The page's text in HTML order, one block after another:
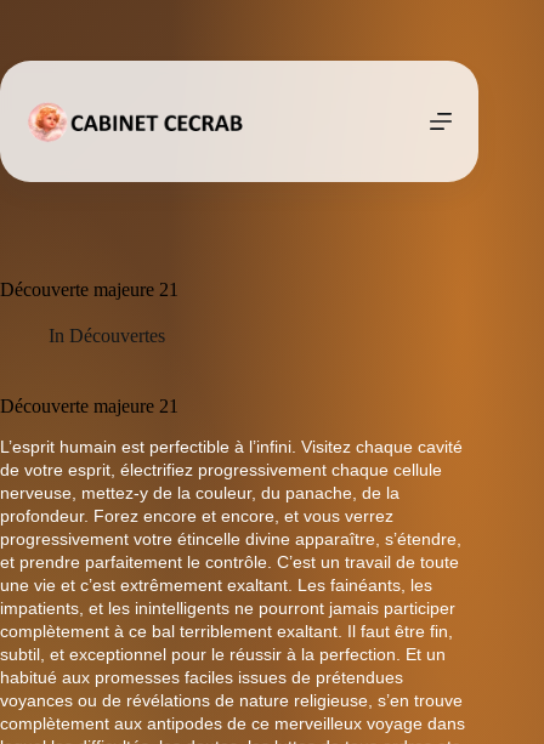
Découverte majeure 21
In Découvertes
Découverte majeure 21
L’esprit humain est perfectible à l’infini. Visitez chaque cavité
de votre esprit, électrifiez progressivement chaque cellule
nerveuse, mettez-y de la couleur, du panache, de la
profondeur. Forez encore et encore, et vous verrez
progressivement votre étincelle divine apparaître, s’étendre,
et prendre parfaitement le contrôle. C’est un travail de toute
une vie et c’est extrêmement exaltant. Les fainéants, les
impatients, et les inintelligents ne pourront jamais participer
complètement à ce bal terriblement exaltant. Il faut être fin,
subtil, et exceptionnel pour le réussir à la perfection. Et un
habitué aux promesses faciles issues de prétendues
voyances ou de révélations de nature religieuse, s’en trouve
complètement aux antipodes de ce merveilleux voyage dans